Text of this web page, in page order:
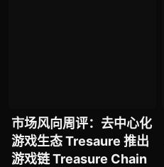
市场风向周评：去中心化
游戏生态 Tresaure 推出
游戏链 Treasure Chain